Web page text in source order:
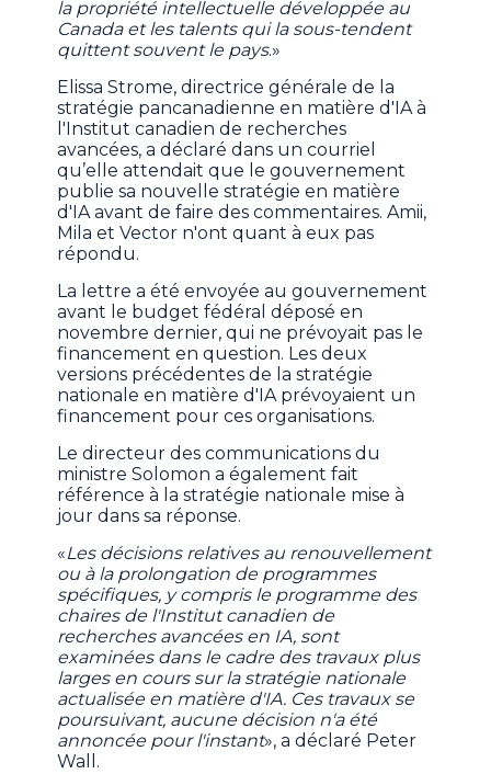
la propriété intellectuelle développée au
Canada et les talents qui la sous-tendent
quittent souvent le pays.»
Elissa Strome, directrice générale de la
stratégie pancanadienne en matière d'IA à
l'Institut canadien de recherches
avancées, a déclaré dans un courriel
qu’elle attendait que le gouvernement
publie sa nouvelle stratégie en matière
d'IA avant de faire des commentaires. Amii,
Mila et Vector n'ont quant à eux pas
répondu.
La lettre a été envoyée au gouvernement
avant le budget fédéral déposé en
novembre dernier, qui ne prévoyait pas le
financement en question. Les deux
versions précédentes de la stratégie
nationale en matière d'IA prévoyaient un
financement pour ces organisations.
Le directeur des communications du
ministre Solomon a également fait
référence à la stratégie nationale mise à
jour dans sa réponse.
«Les décisions relatives au renouvellement
ou à la prolongation de programmes
spécifiques, y compris le programme des
chaires de l'Institut canadien de
recherches avancées en IA, sont
examinées dans le cadre des travaux plus
larges en cours sur la stratégie nationale
actualisée en matière d'IA. Ces travaux se
poursuivant, aucune décision n'a été
annoncée pour l'instant», a déclaré Peter
Wall.